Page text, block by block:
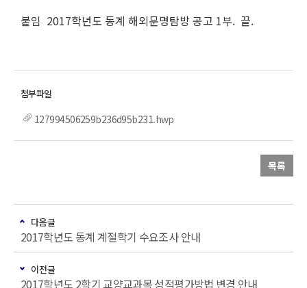
붙임 2017학년도 동계 해외문명탐방 공고 1부. 끝.
127994506259b236d95b231.hwp
목록
다음글
2017학년도 동계 계절학기 수요조사 안내
이전글
2017학년도 2학기 교양교과목 성적평가방법 변경 안내